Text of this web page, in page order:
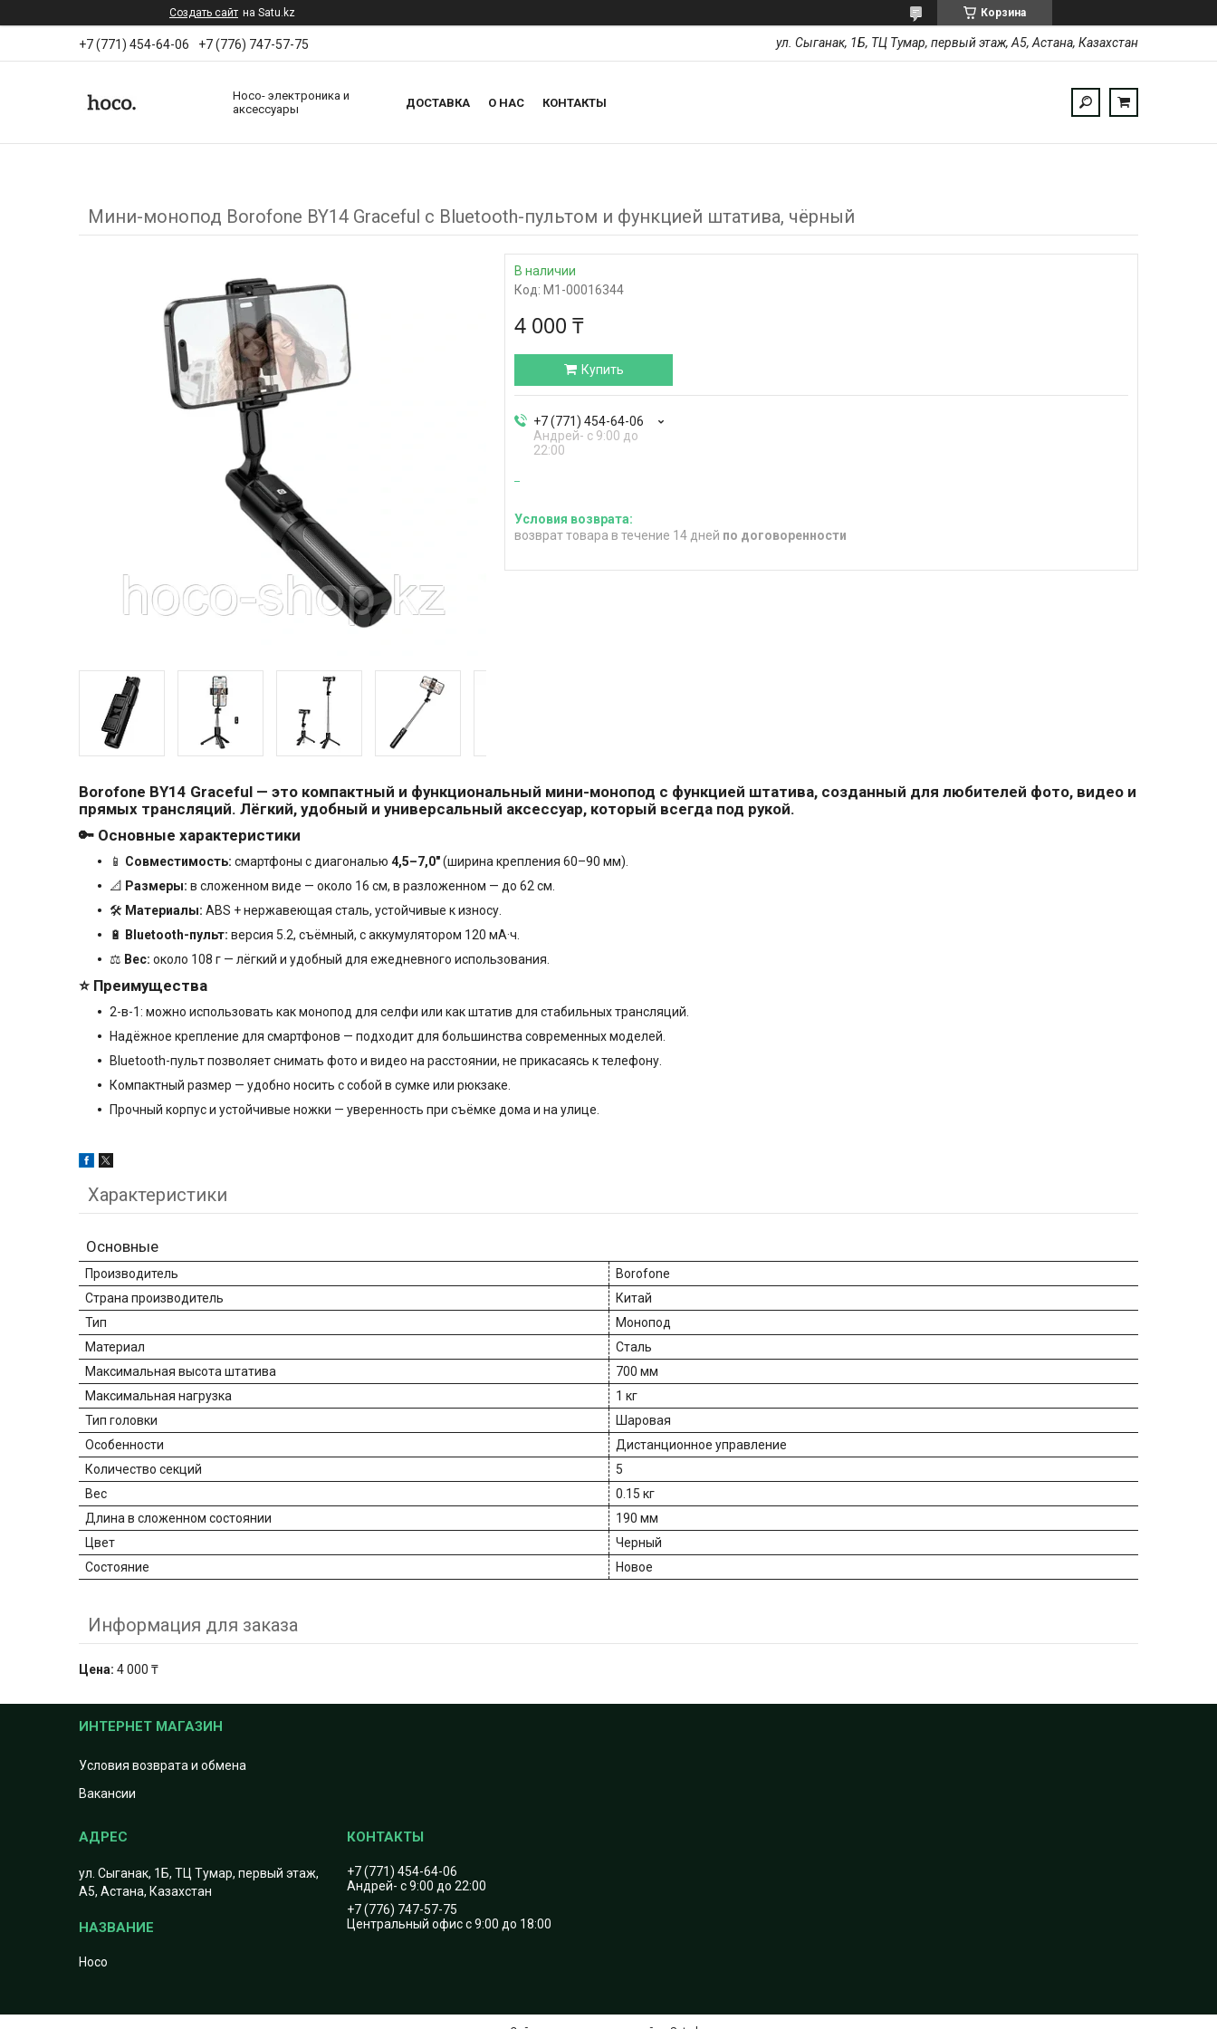
Создать сайт на Satu.kz Корзина
+7 (771) 454-64-06 +7 (776) 747-57-75 ул. Сыганак, 1Б, ТЦ Тумар, первый этаж, А5, Астана, Казахстан
Hoco- электроника и
аксессуары
ДОСТАВКА О НАС КОНТАКТЫ
Мини-монопод Borofone BY14 Graceful с Bluetooth-пультом и функцией штатива, чёрный
В наличии
Код: М1-00016344
4 000 ₸
Купить
+7 (771) 454-64-06
Андрей- с 9:00 до
22:00
возврат товара в течение 14 дней по договоренности
Borofone BY14 Graceful — это компактный и функциональный мини-монопод с функцией штатива, созданный для любителей фото, видео и
прямых трансляций. Лёгкий, удобный и универсальный аксессуар, который всегда под рукой.
🔑 Основные характеристики
📱 Совместимость: смартфоны с диагональю 4,5–7,0″(ширина крепления 60–90 мм).
📐 Размеры: в сложенном виде — около 16 см, в разложенном — до 62 см.
🛠 Материалы: ABS + нержавеющая сталь, устойчивые к износу.
🔋
Bluetooth-пульт: версия 5.2, съёмный, с аккумулятором 120 мА·ч.
⚖ Вес: около 108 г — лёгкий и удобный для ежедневного использования.
⭐ Преимущества
2-в-1: можно использовать как монопод для селфи или как штатив для стабильных трансляций.
Надёжное крепление для смартфонов — подходит для большинства современных моделей.
Bluetooth-пульт позволяет снимать фото и видео на расстоянии, не прикасаясь к телефону.
Компактный размер — удобно носить с собой в сумке или рюкзаке.
Прочный корпус и устойчивые ножки — уверенность при съёмке дома и на улице.
Характеристики
Основные
Производитель
Borofone
Страна производитель
Китай
Тип
Монопод
Материал
Сталь
Максимальная высота штатива
700 мм
Максимальная нагрузка
1 кг
Тип головки
Шаровая
Особенности
Дистанционное управление
Количество секций
5
Вес
0.15 кг
Длина в сложенном состоянии
190 мм
Цвет
Черный
Состояние
Новое
Информация для заказа
Цена: 4 000 ₸
ИНТЕРНЕТ МАГАЗИН
Условия возврата и обмена
Вакансии
ул. Сыганак, 1Б, ТЦ Тумар, первый этаж,
А5, Астана, Казахстан
Hoco
+7 (771) 454-64-06
Андрей- с 9:00 до 22:00
+7 (776) 747-57-75
Центральный офис с 9:00 до 18:00